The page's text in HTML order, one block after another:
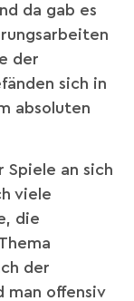
da gab es
der
sich in
absoluten
Spiele an sich
viele
die
der
man offensiv